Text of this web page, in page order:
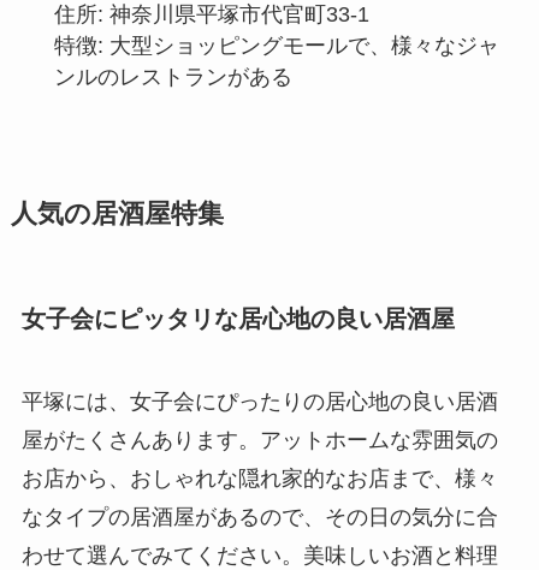
住所: 神奈川県平塚市代官町33-1
特徴: 大型ショッピングモールで、様々なジャ
ンルのレストランがある
人気の居酒屋特集
女子会にピッタリな居心地の良い居酒屋
平塚には、女子会にぴったりの居心地の良い居酒
屋がたくさんあります。アットホームな雰囲気の
お店から、おしゃれな隠れ家的なお店まで、様々
なタイプの居酒屋があるので、その日の気分に合
わせて選んでみてください。美味しいお酒と料理